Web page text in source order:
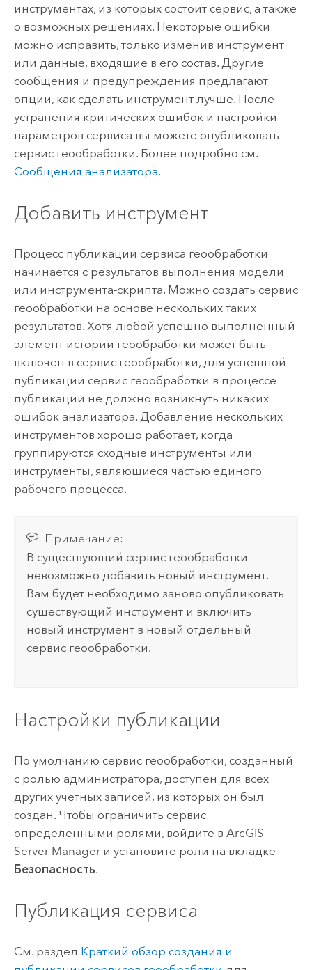
инструментах, из которых состоит сервис, а также
о возможных решениях. Некоторые ошибки
можно исправить, только изменив инструмент
или данные, входящие в его состав. Другие
сообщения и предупреждения предлагают
опции, как сделать инструмент лучше. После
устранения критических ошибок и настройки
параметров сервиса вы можете опубликовать
сервис геообработки. Более подробно см.
Сообщения анализатора.
Добавить инструмент
Процесс публикации сервиса геообработки
начинается с результатов выполнения модели
или инструмента-скрипта. Можно создать сервис
геообработки на основе нескольких таких
результатов. Хотя любой успешно выполненный
элемент истории геообработки может быть
включен в сервис геообработки, для успешной
публикации сервис геообработки в процессе
публикации не должно возникнуть никаких
ошибок анализатора. Добавление нескольких
инструментов хорошо работает, когда
группируются сходные инструменты или
инструменты, являющиеся частью единого
рабочего процесса.
Примечание:
В существующий сервис геообработки
невозможно добавить новый инструмент.
Вам будет необходимо заново опубликовать
существующий инструмент и включить
новый инструмент в новый отдельный
сервис геообработки.
Настройки публикации
По умолчанию сервис геообработки, созданный
с ролью администратора, доступен для всех
других учетных записей, из которых он был
создан. Чтобы ограничить сервис
определенными ролями, войдите в ArcGIS
Server Manager и установите роли на вкладке
Безопасность.
Публикация сервиса
См. раздел Краткий обзор создания и